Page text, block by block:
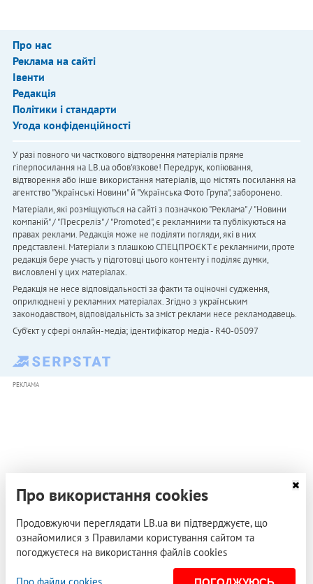
Про нас
Реклама на сайті
Івенти
Редакція
Політики і стандарти
Угода конфіденційності
У разі повного чи часткового відтворення матеріалів пряме
гіперпосилання на LB.ua обов'язкове! Передрук, копіювання,
відтворення або інше використання матеріалів, що містять посилання на
агентство "Українськi Новини" й "Українська Фото Група", заборонено.
Матеріали, які розміщуються на сайті з позначкою "Реклама" / "Новини
компаній" / "Пресреліз" / "Promoted", є рекламними та публікуються на
правах реклами. Редакція може не поділяти погляди, які в них
представлені. Матеріали з плашкою СПЕЦПРОЄКТ є рекламними, проте
редакція бере участь у підготовці цього контенту і поділяє думки,
висловлені у цих матеріалах.
Редакція не несе відповідальності за факти та оціночні судження,
оприлюднені у рекламних матеріалах. Згідно з українським
законодавством, відповідальність за зміст реклами несе рекламодавець.
Cуб'єкт у сфері онлайн-медіа; ідентифікатор медіа - R40-05097
РЕКЛАМА
Про використання cookies
Продовжуючи переглядати LB.ua ви підтверджуєте, що
ознайомилися з Правилами користування сайтом та
погоджуєтеся на використання файлів cookies